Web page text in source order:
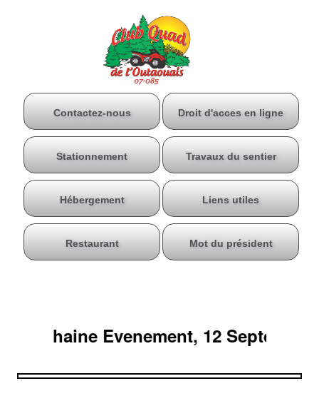
Contactez-nous Droit d'acces en ligne
Stationnement Travaux du sentier
Hébergement Liens utiles
Restaurant Mot du président
Evenement, 12 Septembre,